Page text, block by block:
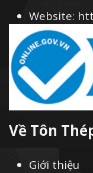
Website:
Về Tôn
Giới thiệu